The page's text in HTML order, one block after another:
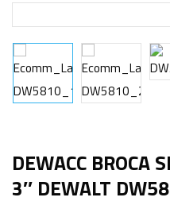
DEWACC BROCA
3″ DEWALT